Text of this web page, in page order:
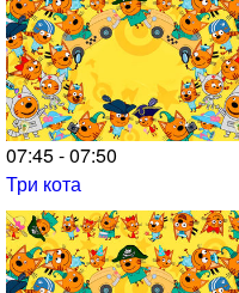
07:45 - 07:50
Три кота